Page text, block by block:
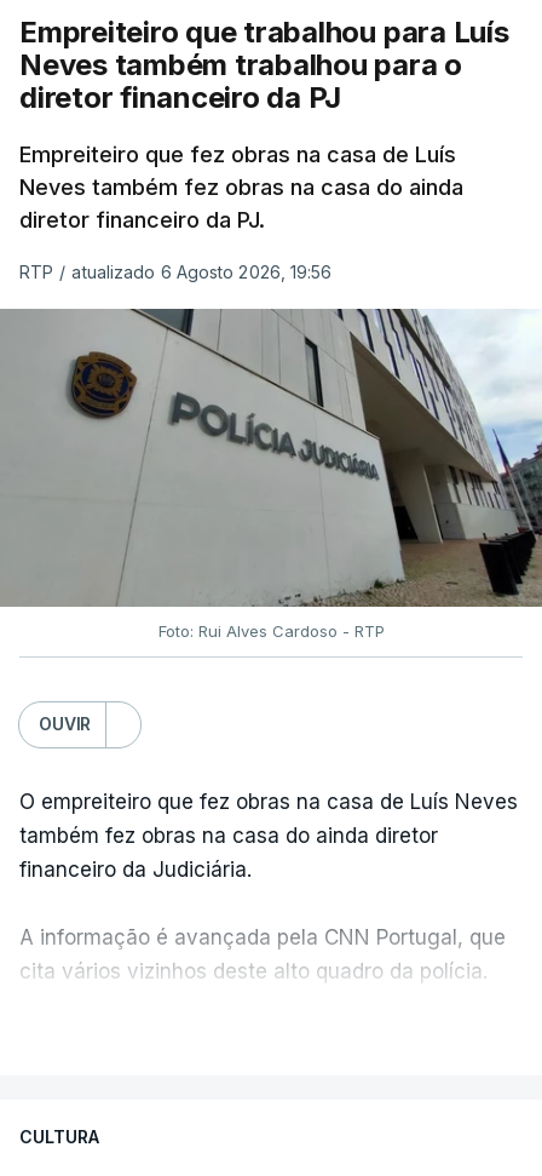
Empreiteiro que trabalhou para Luís
Neves também trabalhou para o
diretor financeiro da PJ
Empreiteiro que fez obras na casa de Luís
Neves também fez obras na casa do ainda
diretor financeiro da PJ.
RTP / atualizado 6 Agosto 2026, 19:56
Foto: Rui Alves Cardoso - RTP
OUVIR
O empreiteiro que fez obras na casa de Luís Neves
também fez obras na casa do ainda diretor
financeiro da Judiciária.
A informação é avançada pela CNN Portugal, que
cita vários vizinhos deste alto quadro da polícia.
apreendido numa operação de droga.
CULTURA